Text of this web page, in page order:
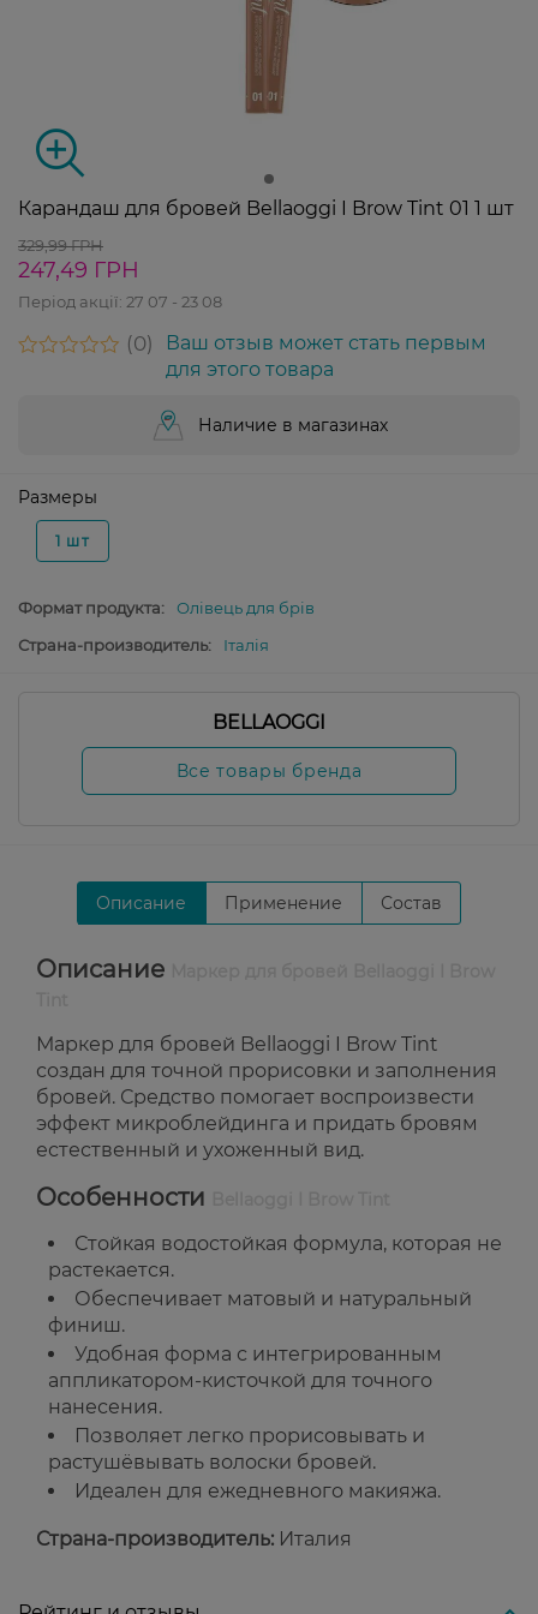
Карандаш для бровей Bellaoggi I Brow Tint 01 1 шт
329,99 ГРН
247,49 ГРН
Період акції: 27 07 - 23 08
0
Ваш отзыв может стать первым
для этого товара
Наличие в магазинах
Размеры
1 шт
Формат продукта:
Олівець для брів
Страна-производитель:
Італія
BELLAOGGI
Все товары бренда
Описание Применение Состав
Описание
Маркер для бровей Bellaoggi I Brow Tint
создан для точной прорисовки и заполнения
бровей. Средство помогает воспроизвести
эффект микроблейдинга и придать бровям
естественный и ухоженный вид.
Особенности
Стойкая водостойкая формула, которая не
растекается.
Обеспечивает матовый и натуральный
финиш.
Удобная форма с интегрированным
аппликатором-кисточкой для точного
нанесения.
Позволяет легко прорисовывать и
растушёвывать волоски бровей.
Идеален для ежедневного макияжа.
Страна-производитель: Италия